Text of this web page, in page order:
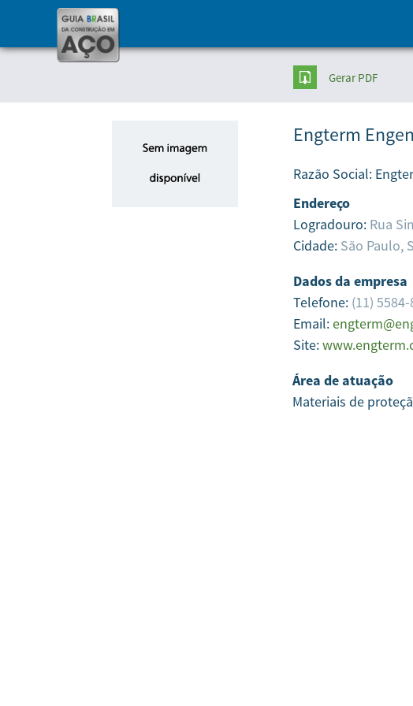
Gerar PDF
Engterm
Razão Social:
Endereço
Logradouro: Rua
Cidade: São Paulo,
Dados da empresa
Telefone: (11)
Email:
Site:
Área de atuação
Materiais de